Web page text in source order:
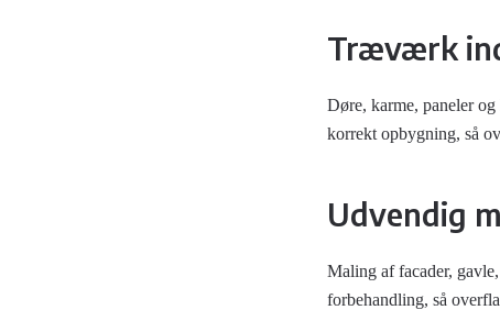
Træværk
Døre, karme, paneler
korrekt opbygning, så
Udvendig
Maling af facader,
forbehandling, så